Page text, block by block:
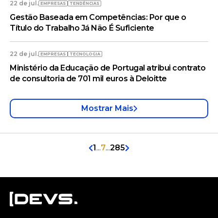
22 de jul. EMPRESAS TENDÊNCIAS
Gestão Baseada em Competências: Por que o
Título do Trabalho Já Não É Suficiente
22 de jul. EMPRESAS TECNOLOGIA
Ministério da Educação de Portugal atribui contrato
de consultoria de 701 mil euros à Deloitte
Mostrar Mais
1 ...7...285